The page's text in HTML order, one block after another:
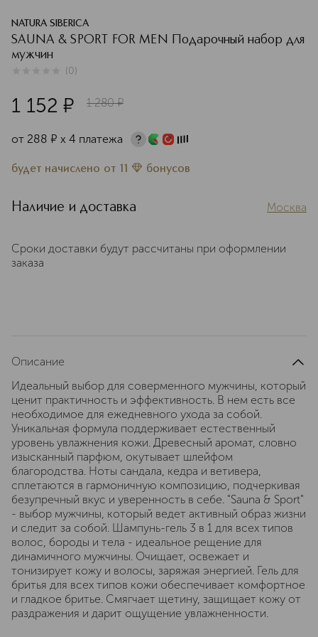
NATURA SIBERICA
SAUNA & SPORT FOR MEN Подарочный набор для
мужчин
(0)
1 152 ¤ 1 280 ¤
от 288 ¤ х 4 платежа
будет начислено от 11 бонусов
Наличие и доставка Москва
Сроки доставки будут рассчитаны при оформлении
заказа
Описание
Идеальный выбор для соверменного мужчины, который
ценит практичность и эффективность. В нем есть все
необходимое для ежедневного ухода за собой.
Уникальная формула поддерживает естественный
уровень увлажнения кожи. Древесный аромат, словно
изысканный парфюм, окутывает шлейфом
благородства. Ноты сандала, кедра и ветивера,
сплетаются в гармоничную композицию, подчеркивая
безупречный вкус и уверенность в себе. "Sauna & Sport"
- выбор мужчины, который ведет активный образ жизни
и следит за собой. Шампунь-гель 3 в 1 для всех типов
волос, бороды и тела - идеальное рещение для
динамичного мужчины. Очищает, освежает и
тонизирует кожу и волосы, заряжая энергией. Гель для
бритья для всех типов кожи обеспечивает комфортное
и гладкое бритье. Смягчает щетину, защищает кожу от
раздражения и дарит ощущение увлажненности.